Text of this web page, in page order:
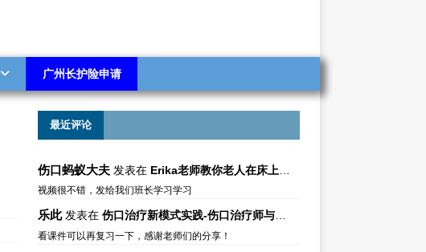
广州长护险申请
最近评论
伤口蚂蚁大夫发表在 Erika老师教你老人在床上如何左右翻身
视频很不错，发给我们班长学习学习
乐此发表在 伤口治疗新模式实践-伤口治疗师与伤口专科
看课件可以再复习一下，感谢老师们的分享！